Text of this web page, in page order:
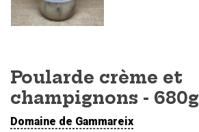
Poularde crème et
champignons - 680g
Domaine de Gammareix